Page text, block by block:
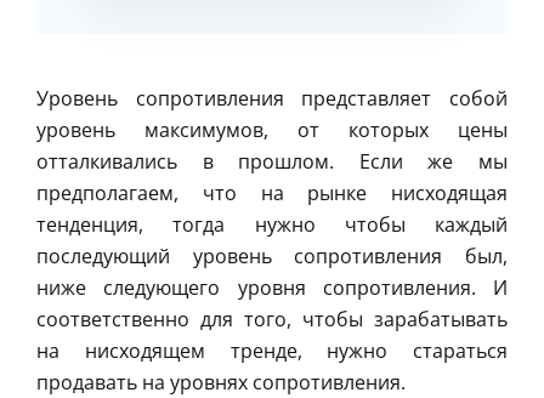
Уровень сопротивления представляет собой
уровень максимумов, от которых цены
отталкивались в прошлом. Если же мы
предполагаем, что на рынке нисходящая
тенденция, тогда нужно чтобы каждый
последующий уровень сопротивления был,
ниже следующего уровня сопротивления. И
соответственно для того, чтобы зарабатывать
на нисходящем тренде, нужно стараться
продавать на уровнях сопротивления.